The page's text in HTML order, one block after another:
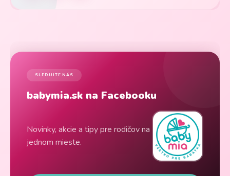
SLEDUJTE NÁS
babymia.sk na Facebooku
Novinky, akcie a tipy pre rodičov na
jednom mieste.